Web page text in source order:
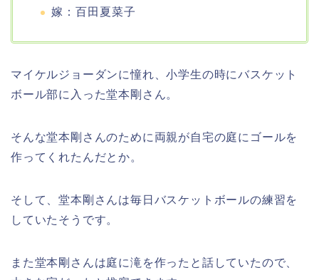
嫁：百田夏菜子
マイケルジョーダンに憧れ、小学生の時にバスケット
ボール部に入った堂本剛さん。
そんな堂本剛さんのために両親が自宅の庭にゴールを
作ってくれたんだとか。
そして、堂本剛さんは毎日バスケットボールの練習を
していたそうです。
また堂本剛さんは庭に滝を作ったと話していたので、